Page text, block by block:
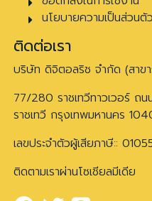
นโยบายความเป็นส่วนตัว
ติดต่อเรา
บริษัท ดิจิตอลริช จำกัด (สาขา
77/280 ราชเทวีทาวเวอร์
ราชเทวี กรุงเทพมหานคร
เลขประจำตัวผู้เสียภาษี::
ติดตามเราผ่านโซเชียลมีเดีย